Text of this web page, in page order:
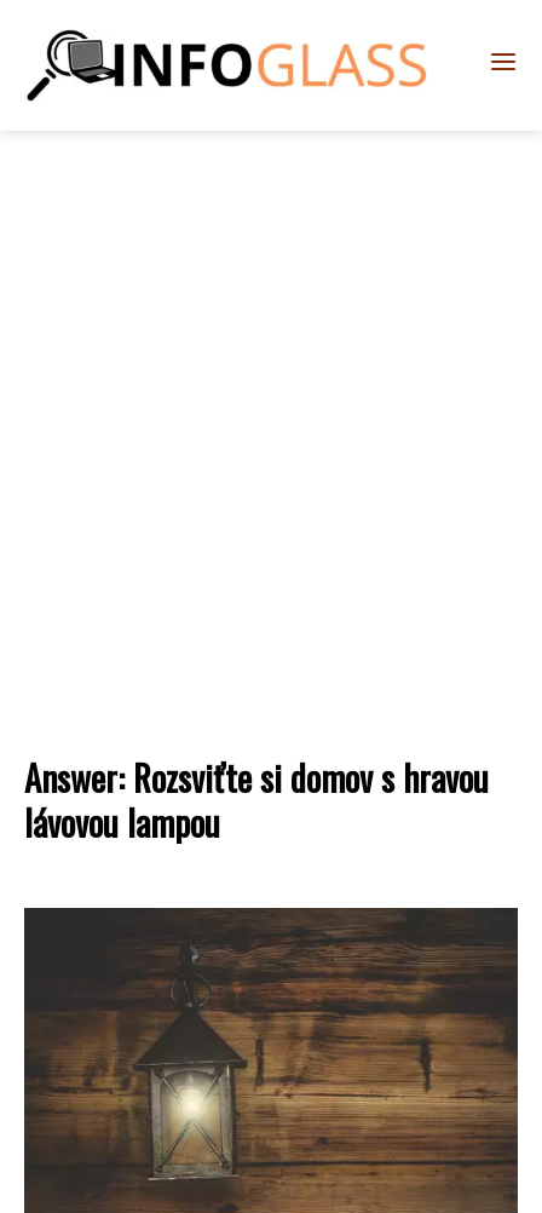
Answer: Rozsviťte si domov s hravou
lávovou lampou